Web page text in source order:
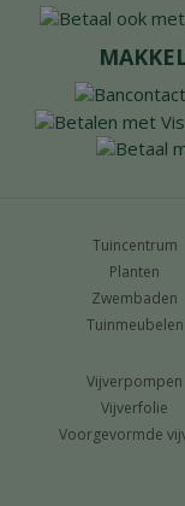
Tuincentrum
Planten
Zwembaden
Tuinmeubelen
Vijverpompen
Vijverfolie
Voorgevormde